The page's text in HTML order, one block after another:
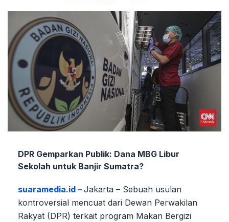
DPR Gemparkan Publik: Dana MBG Libur
Sekolah untuk Banjir Sumatra?
suaramedia.id – Jakarta – Sebuah usulan
kontroversial mencuat dari Dewan Perwakilan
Rakyat (DPR) terkait program Makan Bergizi